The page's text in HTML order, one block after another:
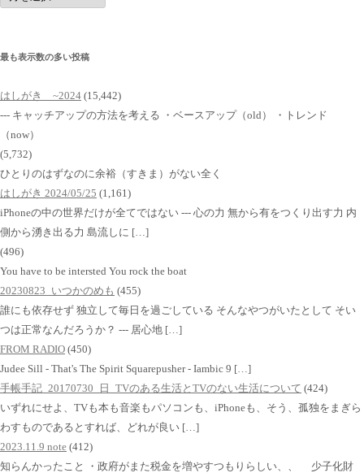
ブ
最も表示数の多い投稿
はしがき ~2024 (15,442)
--- キャッチアップの方法を考える ・ベースアップ（old） ・トレンド
（now）
(5,732)
ひとりのはずなのに余裕（すきま）がない全く
はしがき 2024/05/25 (1,161)
iPhoneの中の世界だけが全てではない --- 心の力 無から有をつくり出す力 内
側から湧き出る力 島流しに […]
(496)
You have to be intersted You rock the boat
20230823_いつかのめも (455)
誰にも依存せず 独立して毎日を過ごしている そんなやつがいたとして そい
つは正常なんだろうか？ --- 居心地 […]
FROM RADIO (450)
Judee Sill - That's The Spirit Squarepusher - Iambic 9 […]
手帳手記_20170730_日_TVのある生活とTVのない生活について (424)
いずれにせよ、TVも本も音楽もパソコンも、iPhoneも、そう、孤独をまぎら
わすものであるとすれば、どれが良い […]
2023.11.9 note (412)
知らんかったこと ・政府がまた税金を増やすつもりらしい、、 少子化財